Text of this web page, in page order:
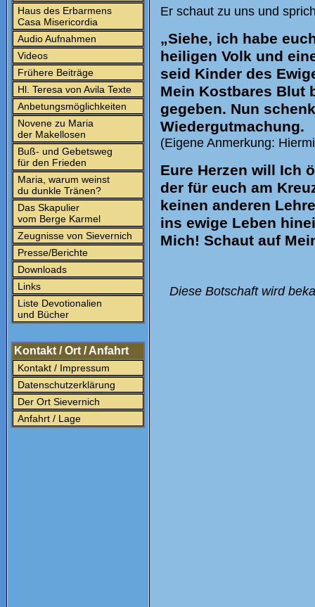
Haus des Erbarmens
Casa Misericordia
Audio Aufnahmen
Videos
Frühere Beiträge
Hl. Teresa von Avila Texte
Anbetungsmöglichkeiten
Novene zu Maria
der Makellosen
Buß- und Gebetsweg
für den Frieden
Maria, warum weinst
du dunkle Tränen?
Das Skapulier
vom Berge Karmel
Zeugnisse von Sievernich
Presse/Berichte
Downloads
Links
Liste Devotionalien
und Bücher
Kontakt / Ort / Anfahrt
Kontakt / Impressum
Datenschutzerklärung
Der Ort Sievernich
Anfahrt / Lage
Er schaut zu uns und
„Siehe, ich habe
heiligen Volk und
seid Kinder des
Mein Kostbares Blut
gegeben. Nun
Wiedergutmachung.
(Eigene Anmerkung:
Eure Herzen will Ich
der für euch am
keinen anderen
ins ewige Leben
Mich! Schaut auf
Diese Botschaft wird